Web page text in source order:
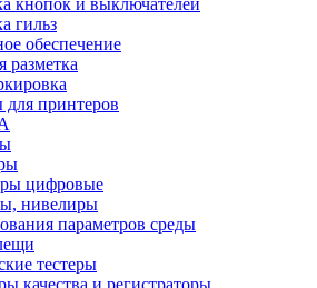
гильз
обеспечение
разметка
принтеров
цифровые
нивелиры
параметров среды
тестеры
качества и регистраторы